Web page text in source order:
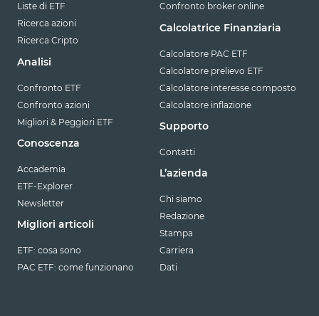
Liste di ETF
Ricerca azioni
Ricerca Cripto
Analisi
Confronto ETF
Confronto azioni
Migliori & Peggiori ETF
Conoscenza
Accademia
ETF-Explorer
Newsletter
Migliori articoli
ETF: cosa sono
PAC ETF: come funzionano
Confronto broker online
Calcolatrice Finanziaria
Calcolatore PAC ETF
Calcolatore prelievo ETF
Calcolatore interesse composto
Calcolatore inflazione
Supporto
Contatti
L’azienda
Chi siamo
Redazione
Stampa
Carriera
Dati